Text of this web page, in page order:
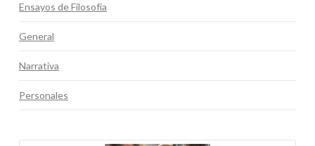
Ensayos de Filosofía
General
Narrativa
Personales